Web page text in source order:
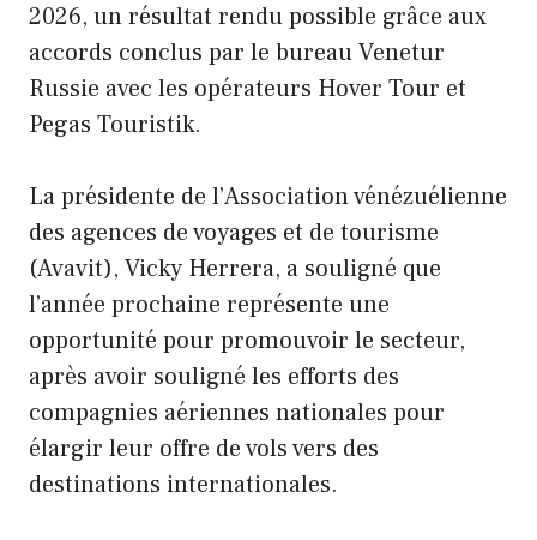
2026, un résultat rendu possible grâce aux
accords conclus par le bureau Venetur
Russie avec les opérateurs Hover Tour et
Pegas Touristik.
La présidente de l’Association vénézuélienne
des agences de voyages et de tourisme
(Avavit), Vicky Herrera, a souligné que
l’année prochaine représente une
opportunité pour promouvoir le secteur,
après avoir souligné les efforts des
compagnies aériennes nationales pour
élargir leur offre de vols vers des
destinations internationales.